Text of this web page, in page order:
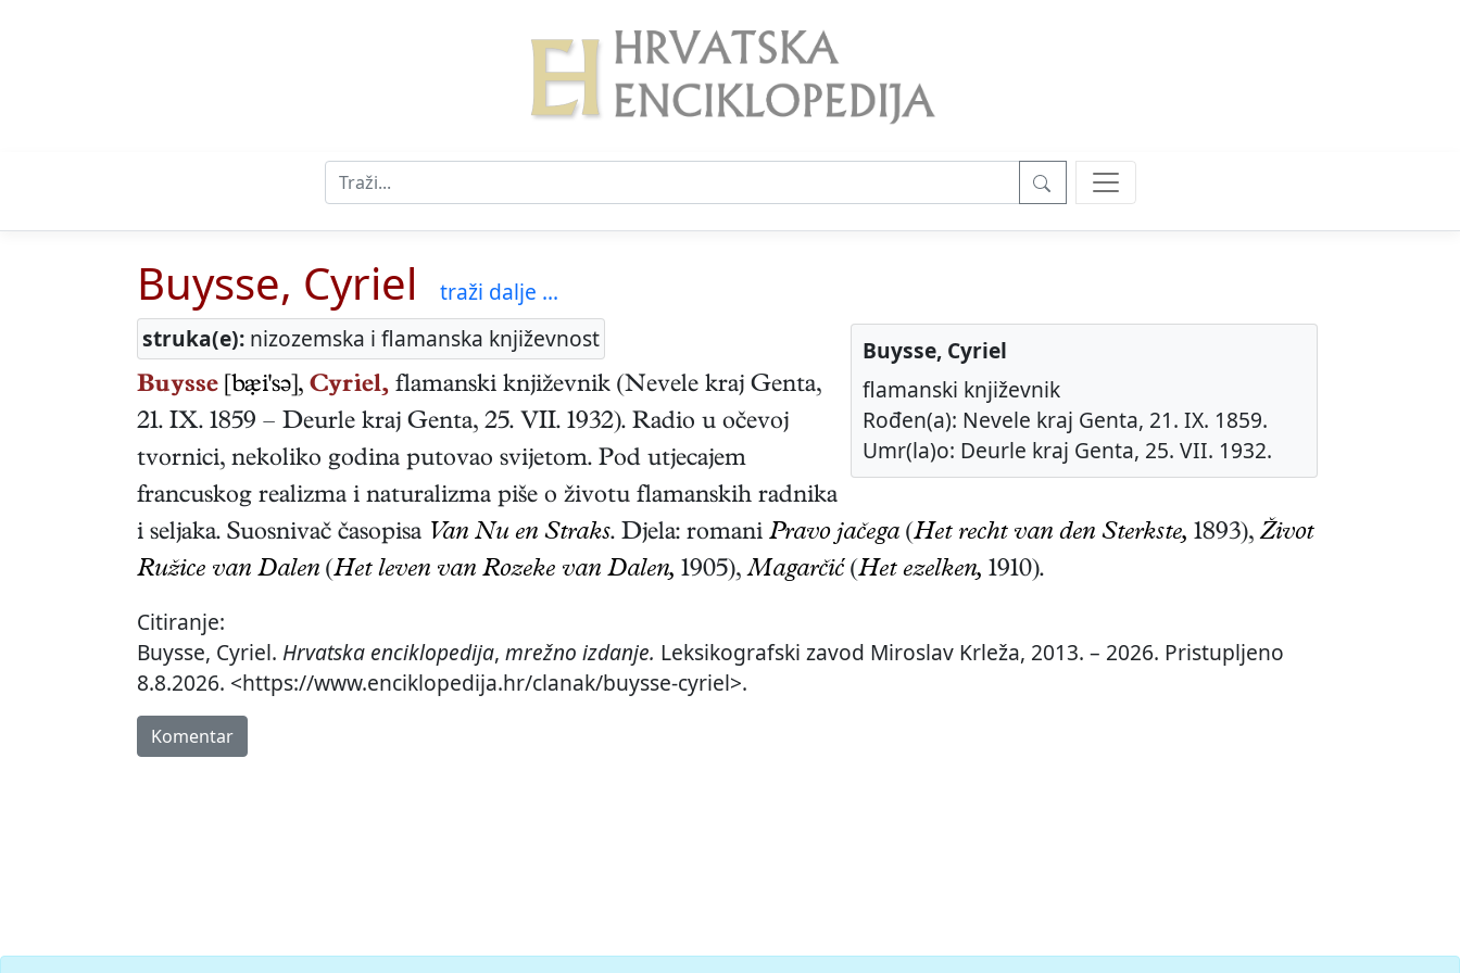
Buysse, Cyriel
traži dalje ...
struka(e): nizozemska i flamanska književnost
Buysse, Cyriel
flamanski književnik
Rođen(a): Nevele kraj Genta, 21. IX. 1859.
Umr(la)o: Deurle kraj Genta, 25. VII. 1932.
Buysse [bi'sə], Cyriel, flamanski književnik (Nevele kraj Genta,
21. IX. 1859 – Deurle kraj Genta, 25. VII. 1932). Radio u očevoj
tvornici, nekoliko godina putovao svijetom. Pod utjecajem
francuskog realizma i naturalizma piše o životu flamanskih radnika
i seljaka. Suosnivač časopisa Van Nu en Straks. Djela: romani Pravo jačega (Het recht van den Sterkste, 1893),Život
Ružice van Dalen (Het leven van Rozeke van Dalen, 1905),Magarčić (Het ezelken, 1910).
Citiranje:
Buysse, Cyriel. Hrvatska enciklopedija, mrežno izdanje. Leksikografski zavod Miroslav Krleža, 2013. – 2026. Pristupljeno
8.8.2026. <https://www.enciklopedija.hr/clanak/buysse-cyriel>.
Komentar